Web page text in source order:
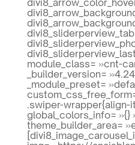
module_class= »cnt-
_builder_version=
_module_preset=
.swiper-wrapper{align-
global_colors_info= »{}
theme_builder_area=